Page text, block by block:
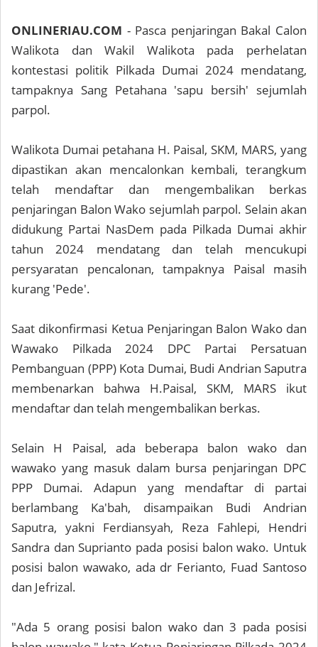
ONLINERIAU.COM - Pasca penjaringan Bakal Calon
Walikota dan Wakil Walikota pada perhelatan
kontestasi politik Pilkada Dumai 2024 mendatang,
tampaknya Sang Petahana 'sapu bersih' sejumlah
parpol.
Walikota Dumai petahana H. Paisal, SKM, MARS, yang
dipastikan akan mencalonkan kembali, terangkum
telah mendaftar dan mengembalikan berkas
penjaringan Balon Wako sejumlah parpol. Selain akan
didukung Partai NasDem pada Pilkada Dumai akhir
tahun 2024 mendatang dan telah mencukupi
persyaratan pencalonan, tampaknya Paisal masih
kurang 'Pede'.
Saat dikonfirmasi Ketua Penjaringan Balon Wako dan
Wawako Pilkada 2024 DPC Partai Persatuan
Pembanguan (PPP) Kota Dumai, Budi Andrian Saputra
membenarkan bahwa H.Paisal, SKM, MARS ikut
mendaftar dan telah mengembalikan berkas.
Selain H Paisal, ada beberapa balon wako dan
wawako yang masuk dalam bursa penjaringan DPC
PPP Dumai. Adapun yang mendaftar di partai
berlambang Ka'bah, disampaikan Budi Andrian
Saputra, yakni Ferdiansyah, Reza Fahlepi, Hendri
Sandra dan Suprianto pada posisi balon wako. Untuk
posisi balon wawako, ada dr Ferianto, Fuad Santoso
dan Jefrizal.
"Ada 5 orang posisi balon wako dan 3 pada posisi